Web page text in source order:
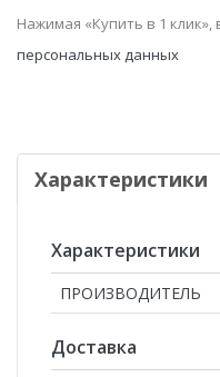
Нажимая «Купить в 1 клик»,
персональных данных
Характеристики
Характеристики
ПРОИЗВОДИТЕЛЬ
Доставка